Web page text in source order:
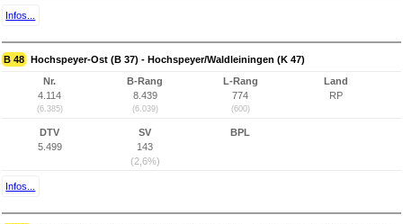
Infos...
B 48 Hochspeyer-Ost (B 37) - Hochspeyer/Waldleiningen (K 47)
Nr.
4.114
(6.385)
B-Rang
8.439
(6.039)
L-Rang
774
(600)
Land
RP
DTV
5.499
SV
143
(2,6%)
BPL
Infos...